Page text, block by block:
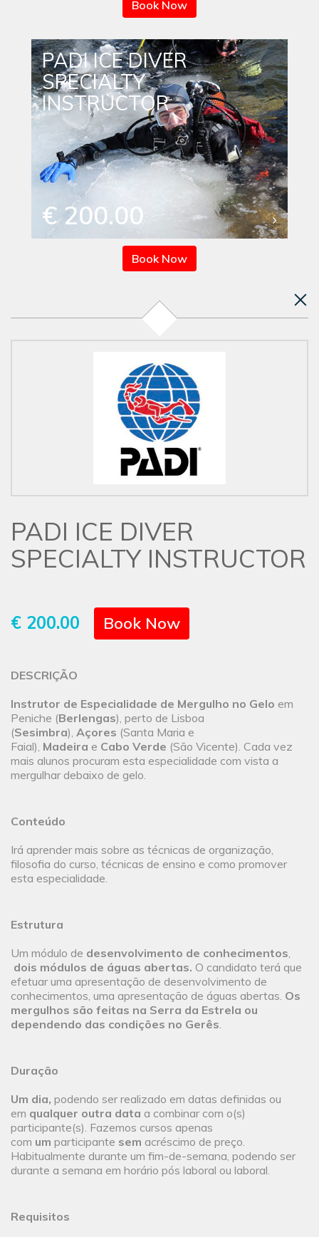
Book Now
PADI ICE DIVER
SPECIALTY
INSTRUCTOR
€ 200.00
Book Now
PADI ICE DIVER
SPECIALTY INSTRUCTOR
€ 200.00 Book Now
DESCRIÇÃO
Instrutor de Especialidade de Mergulho no Gelo em
Peniche (Berlengas), perto de Lisboa
(Sesimbra), Açores (Santa Maria e
Faial), Madeira e Cabo Verde (São Vicente). Cada vez
mais alunos procuram esta especialidade com vista a
mergulhar debaixo de gelo.
Conteúdo
Irá aprender mais sobre as técnicas de organização,
filosofia do curso, técnicas de ensino e como promover
esta especialidade.
Estrutura
Um módulo de desenvolvimento de conhecimentos,
dois módulos de águas abertas. O candidato terá que
efetuar uma apresentação de desenvolvimento de
conhecimentos, uma apresentação de águas abertas. Os
mergulhos são feitas na Serra da Estrela ou
dependendo das condições no Gerês.
Duração
Um dia, podendo ser realizado em datas definidas ou
em qualquer outra data a combinar com o(s)
participante(s). Fazemos cursos apenas
com um participante sem acréscimo de preço.
Habitualmente durante um fim-de-semana, podendo ser
durante a semana em horário pós laboral ou laboral.
Requisitos